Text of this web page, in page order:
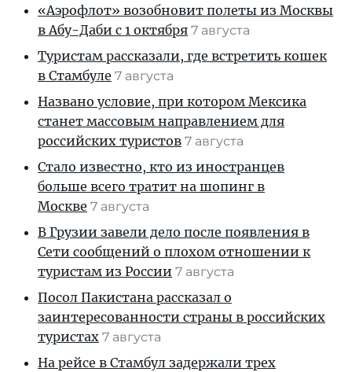
«Аэрофлот» возобновит полеты из Москвы
в Абу-Даби с 1 октября 7 августа
Туристам рассказали, где встретить кошек
в Стамбуле 7 августа
Названо условие, при котором Мексика
станет массовым направлением для
российских туристов 7 августа
Стало известно, кто из иностранцев
больше всего тратит на шопинг в
Москве 7 августа
В Грузии завели дело после появления в
Сети сообщений о плохом отношении к
туристам из России 7 августа
Посол Пакистана рассказал о
заинтересованности страны в российских
туристах 7 августа
На рейсе в Стамбул задержали трех